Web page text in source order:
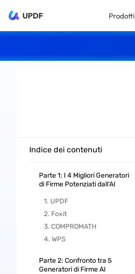
UPDF Prodotti
Indice dei contenuti
Parte 1: I 4 Migliori Generatori
di Firme Potenziati dall'AI
1. UPDF
2. Foxit
3. COMPROMATH
4. WPS
Parte 2: Confronto tra 5
Generatori di Firme AI